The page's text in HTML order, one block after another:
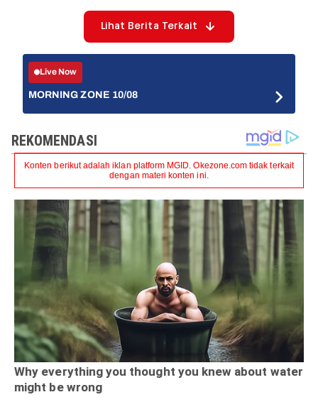
Lihat Berita Terkait
Live Now
MORNING ZONE 10/08